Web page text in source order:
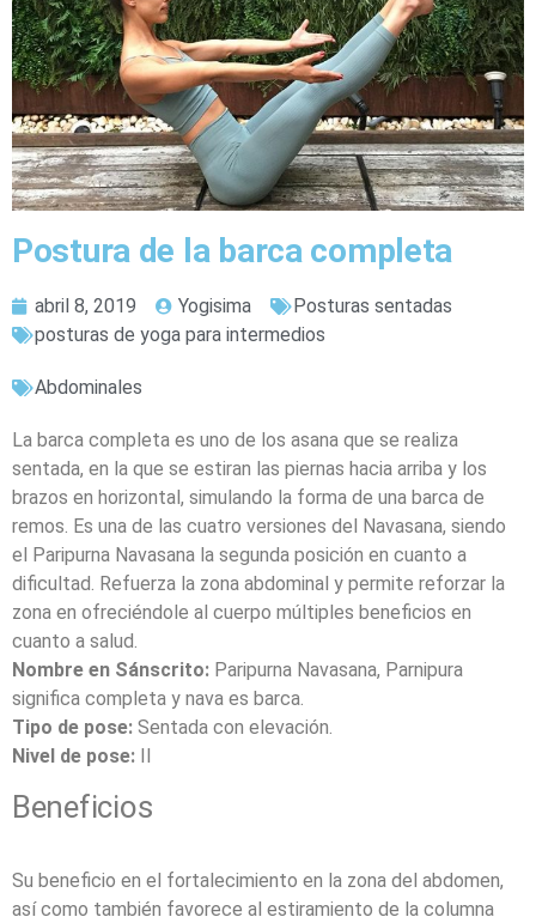
Postura de la barca completa
abril 8, 2019 Yogisima
Posturas sentadas
posturas de yoga para intermedios
Abdominales
La barca completa es uno de los asana que se realiza
sentada, en la que se estiran las piernas hacia arriba y los
brazos en horizontal, simulando la forma de una barca de
remos. Es una de las cuatro versiones del Navasana, siendo
el Paripurna Navasana la segunda posición en cuanto a
dificultad. Refuerza la zona abdominal y permite reforzar la
zona en ofreciéndole al cuerpo múltiples beneficios en
cuanto a salud.
Nombre en Sánscrito: Paripurna Navasana, Parnipura
significa completa y nava es barca.
Tipo de pose: Sentada con elevación.
Nivel de pose: II
Beneficios
Su beneficio en el fortalecimiento en la zona del abdomen,
así como también favorece al estiramiento de la columna